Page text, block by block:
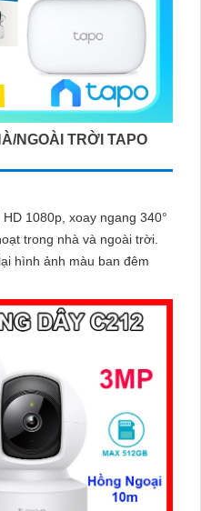
NGOÀI TRỜI TAPO
1080p, xoay ngang 340°
trong nhà và ngoài trời.
hình ảnh màu ban đêm